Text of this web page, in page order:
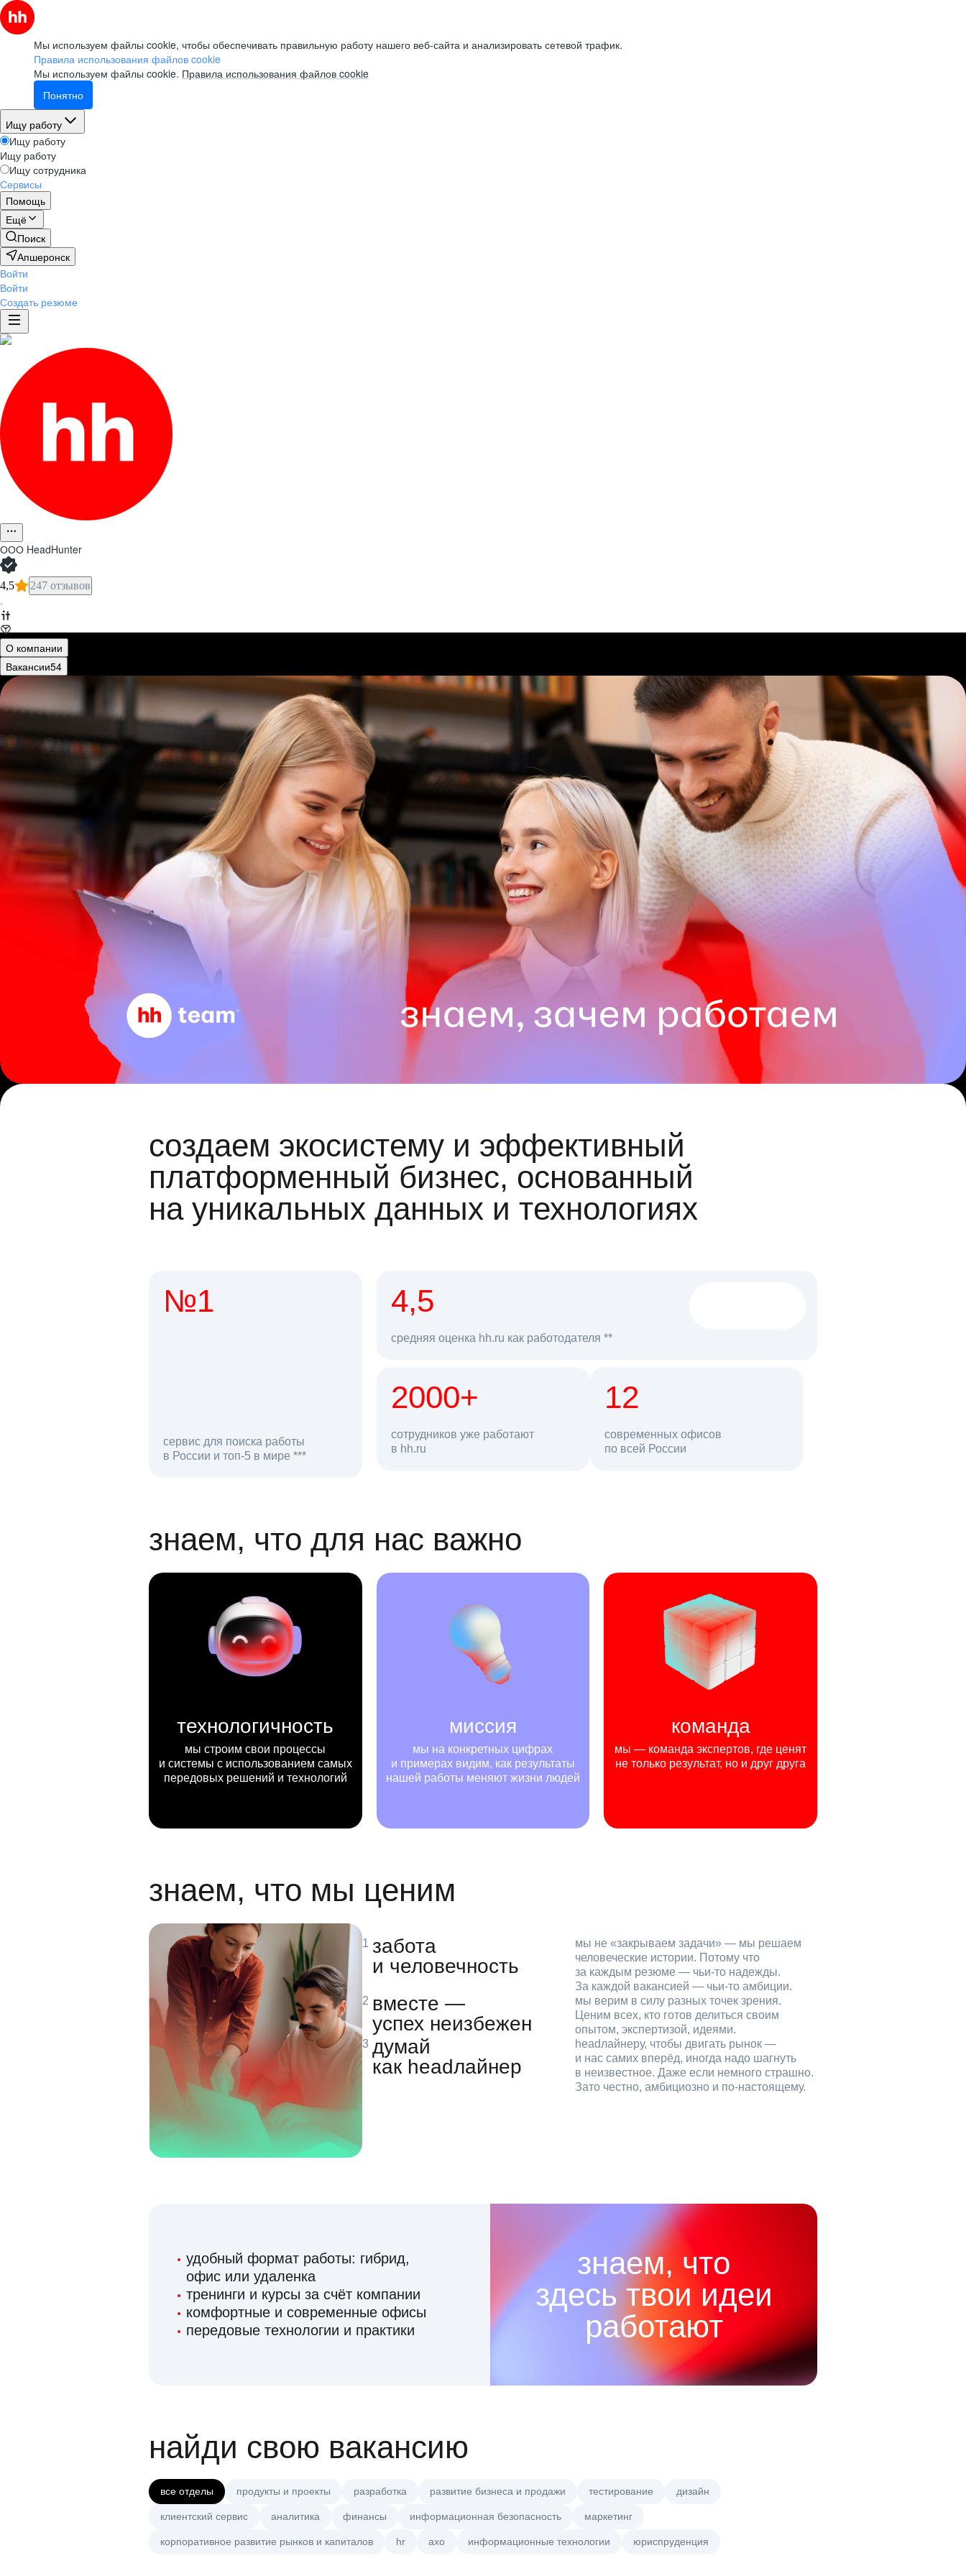
Мы используем файлы cookie, чтобы обеспечивать правильную работу нашего веб-сайта и анализировать сетевой трафик.
Правила использования файлов cookie
Мы используем файлы cookie. Правила использования файлов cookie
Понятно
Ищу работу
Ищу работу
Ищу работу
Ищу сотрудника
Сервисы
Помощь
Ещё
Поиск
Апшеронск
Войти
Войти
Создать резюме
ООО HeadHunter
4,5 247 отзывов
·
О компании
Вакансии54
создаем экосистему и эффективный
платформенный бизнес, основанный
на уникальных данных и технологиях
№1
сервис для поиска работы
в России и топ-5 в мире ***
откликов на вакансии
4,5
средняя оценка hh.ru как работодателя **
2000+
сотрудников уже работают
в hh.ru
68 млн 12
современных офисов
по всей Россиипользователей в день
знаем, что для нас важно
технологичность
мы строим свои процессы
и системы с использованием самых
передовых решений и технологий
миссия
мы на конкретных цифрах
и примерах видим, как результаты
нашей работы меняют жизни людей
команда
мы — команда экспертов, где ценят
не только результат, но и друг друга
знаем, что мы ценим
забота
и человечность
мы не «закрываем задачи» — мы решаем
человеческие истории. Потому что
за каждым резюме — чьи‑то надежды.
За каждой вакансией — чьи‑то амбиции.
вместе —
успех неизбежен
мы верим в силу разных точек зрения.
Ценим всех, кто готов делиться своим
опытом, экспертизой, идеями.
думай
как headлайнер
headлайнеру, чтобы двигать рынок —
и нас самих вперёд, иногда надо шагнуть
в неизвестное. Даже если немного страшно.
Зато честно, амбициозно и по‑настоящему.
удобный формат работы: гибрид,
офис или удаленка
тренинги и курсы за счёт компании
комфортные и современные офисы
передовые технологии и практики
знаем, что
здесь твои идеи
работают
найди свою вакансию
все отделы продукты и проекты разработка развитие бизнеса и продажи тестирование дизайн
клиентский сервис аналитика финансы информационная безопасность маркетинг
корпоративное развитие рынков и капиталов hr axo информационные технологии юриспруденция